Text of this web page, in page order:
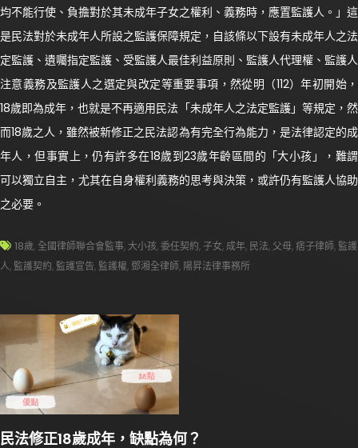
均不能行使、負擔對於其未成年子女之權利、義務時，應置監護人。」這
是民法對於未成年人所設之監護保障規定，自該條以下設有未成年人之法
定監護、遺囑指定監護、受監護人最佳利益原則、監護人代理權、監護人
注意義務及監護人之選定與改定等重要事項，然從明（112）年初開始，
18歲即為成年，也就是不再適用民法「未成年人之法定監護」等規定，然
而18歲之人，雖然被新修正之民法認為有完全行為能力，是法律認定的成
年人，但事實上，仍有許多在18歲到23歲年齡區間的「大小孩」，難謂
可以獨立自主，尤其在自身權利義務的思考與決策，或許仍有監護人協助
之必要。
18歲, 全國律師聯合會監事, 大小孩,委任契約,子女, 成年, 民法, 父母,痞子律師, 監護
人, 監護契約, 監護宣告, 監護權, 鄧湘全律師, 陽昇法律事務所
民法修正18歲成年，缺點為何？